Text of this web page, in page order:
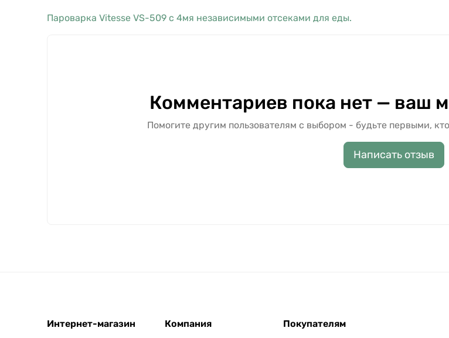
Пароварка Vitesse VS-509 c 4мя независимыми отсеками для еды.
Комментариев пока нет — ваш
Помогите другим пользователям с выбором - будьте первыми,
Написать отзыв
Интернет-магазин
Компания
Покупателям